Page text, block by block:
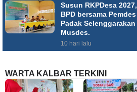
Susun RKPDesa 2027,
BPD bersama Pemdes
Padak Selenggarakan
Musdes.
10 hari lalu
WARTA KALBAR TERKINI